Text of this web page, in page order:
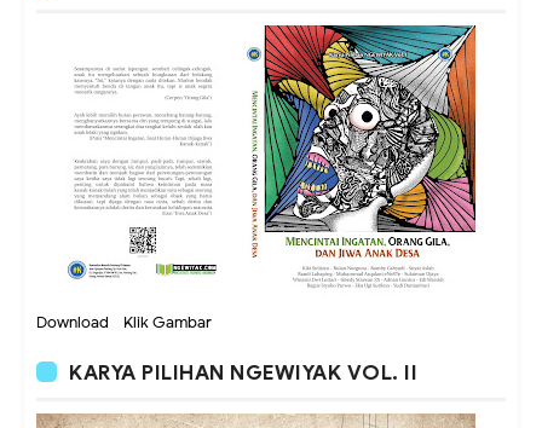
Download - Klik Gambar
KARYA PILIHAN NGEWIYAK VOL. II